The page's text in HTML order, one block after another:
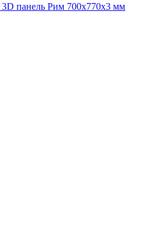
панель Рим 700x770x3 мм